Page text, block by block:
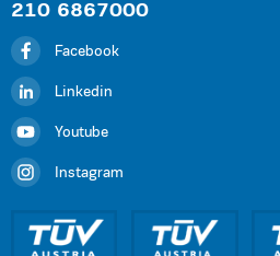
210 6867000
Facebook
Linkedin
Youtube
Instagram